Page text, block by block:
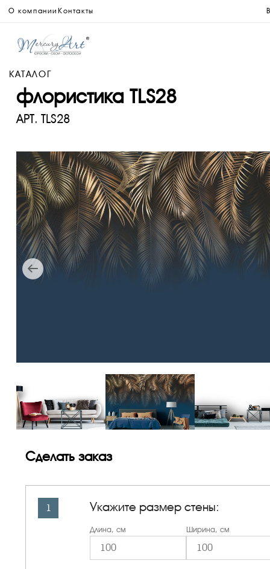
О компании Контакты
КАТАЛОГ
флористика TLS28
АРТ. TLS28
Сделать заказ
1 Укажите размер стены:
Длина, см Ширина, см